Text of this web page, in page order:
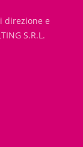
direzione e
S.R.L.